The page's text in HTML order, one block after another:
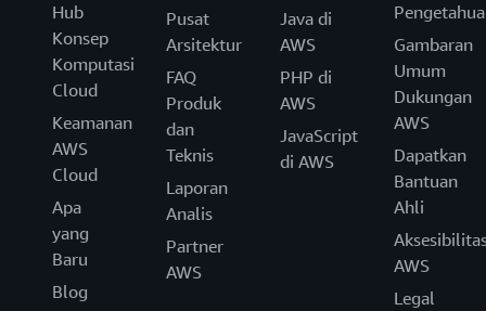
Hub
Konsep
Komputasi
Cloud
Keamanan
AWS
Cloud
Apa
yang
Baru
Blog
Pusat
Arsitektur
FAQ
Produk
dan
Teknis
Laporan
Analis
Partner
AWS
Java di
AWS
PHP di
AWS
JavaScript
di AWS
Gambaran
Umum
Dukungan
AWS
Dapatkan
Bantuan
Ahli
AWS
Legal